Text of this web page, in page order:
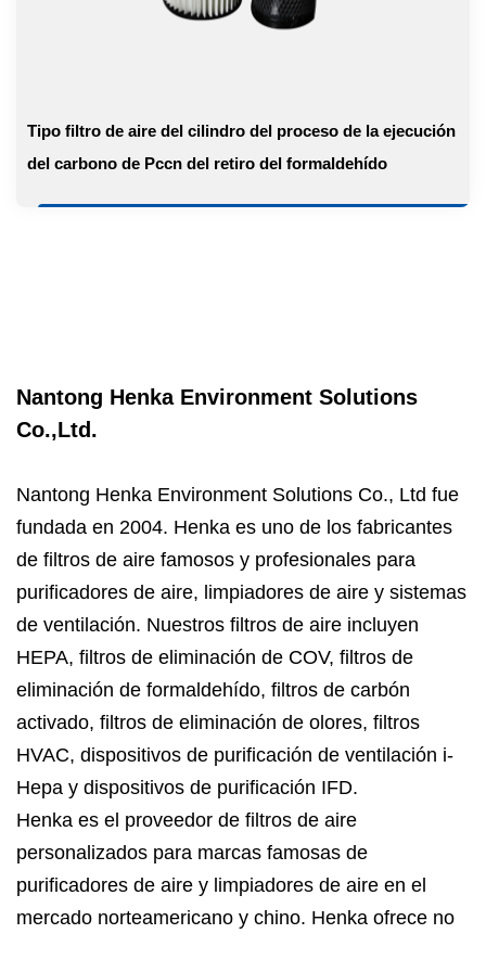
Tipo filtro de aire del cilindro del proceso de la ejecución
del carbono de Pccn del retiro del formaldehído
Nantong Henka Environment Solutions
Co.,Ltd.
Nantong Henka Environment Solutions Co., Ltd fue
fundada en 2004. Henka es uno de los fabricantes
de filtros de aire famosos y profesionales para
purificadores de aire, limpiadores de aire y sistemas
de ventilación. Nuestros filtros de aire incluyen
HEPA, filtros de eliminación de COV, filtros de
eliminación de formaldehído, filtros de carbón
activado, filtros de eliminación de olores, filtros
HVAC, dispositivos de purificación de ventilación i-
Hepa y dispositivos de purificación IFD.
Henka es el proveedor de filtros de aire
personalizados para marcas famosas de
purificadores de aire y limpiadores de aire en el
mercado norteamericano y chino. Henka ofrece no